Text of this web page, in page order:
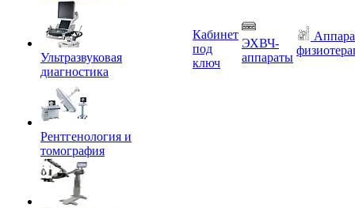
Ультразвуковая
диагностика
Рентгенология и
томография
Кабинет
под
ключ
ЭХВЧ-
аппараты